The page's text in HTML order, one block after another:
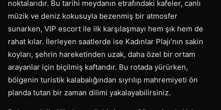
noktalarıdır. Bu tarihi meydanın etrafındaki kafeler, canlı
müzik ve deniz kokusuyla bezenmiş bir atmosfer
sunarken, VIP escort ile ilk karşılaşmayı hem şık hem de
rahat kılar. İlerleyen saatlerde ise Kadınlar Plajı’nın sakin
koyları, şehrin hareketinden uzak, daha özel bir ortam
arayanlar için biçilmiş kaftandır. Bu rotada yürürken,
bölgenin turistik kalabalığından sıyrılıp mahremiyeti ön
planda tutan bir zaman dilimi yakalayabilirsiniz.